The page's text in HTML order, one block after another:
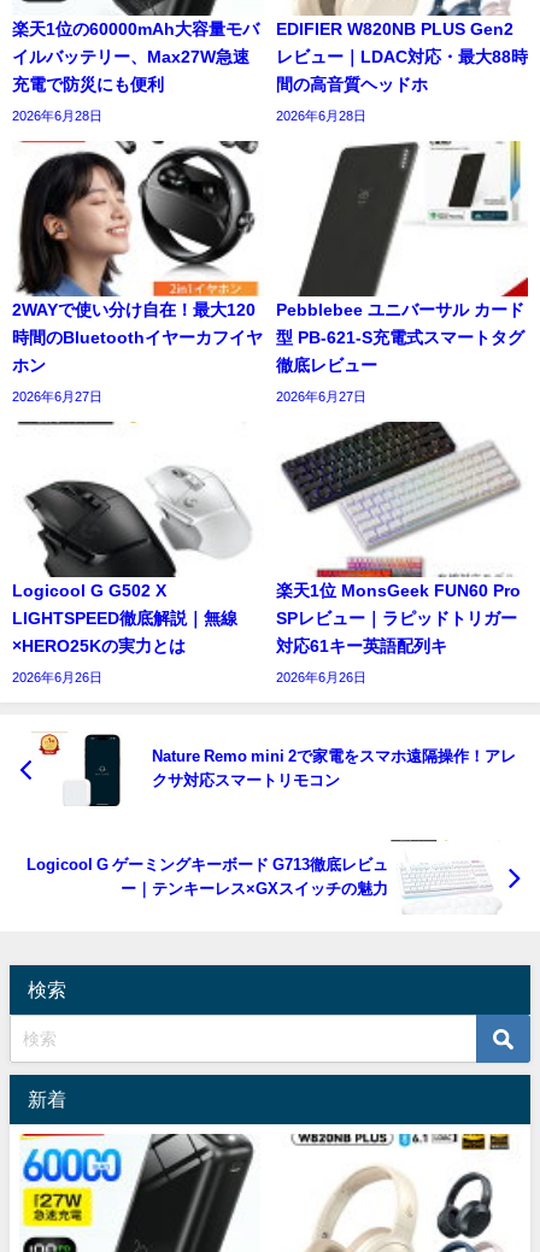
楽天1位の60000mAh大容量モバ
イルバッテリー、Max27W急速
充電で防災にも便利
2026年6月28日
EDIFIER W820NB PLUS Gen2
レビュー｜LDAC対応・最大88時
間の高音質ヘッドホ
2026年6月28日
2WAYで使い分け自在！最大120
時間のBluetoothイヤーカフイヤ
ホン
2026年6月27日
Pebblebee ユニバーサル カード
型 PB-621-S充電式スマートタグ
徹底レビュー
2026年6月27日
Logicool G G502 X
LIGHTSPEED徹底解説｜無線
×HERO25Kの実力とは
2026年6月26日
楽天1位 MonsGeek FUN60 Pro
SPレビュー｜ラピッドトリガー
対応61キー英語配列キ
2026年6月26日
Nature Remo mini 2で家電をスマホ遠隔操作！アレ
クサ対応スマートリモコン
Logicool G ゲーミングキーボード G713徹底レビュ
ー｜テンキーレス×GXスイッチの魅力
検索
新着